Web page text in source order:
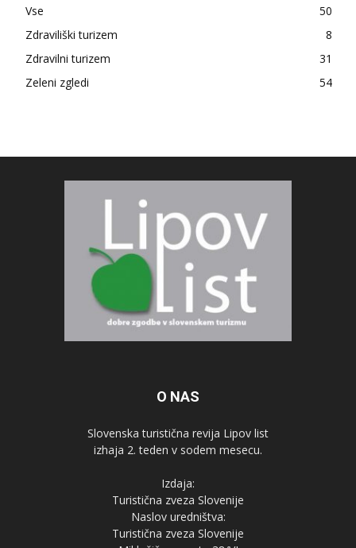
Vse
50
Zdraviliški turizem
8
Zdravilni turizem
31
Zeleni zgledi
54
O NAS
Slovenska turistična revija Lipov list
izhaja 2. teden v sodem mesecu.
Izdaja:
Turistična zveza Slovenije
Naslov uredništva:
Turistična zveza Slovenije